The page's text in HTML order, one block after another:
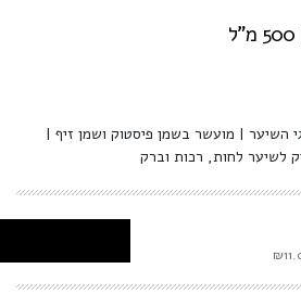
השיער | מועשר בשמן פיסטוק ושמן זיף |
לשיער לחות, רכות וברק